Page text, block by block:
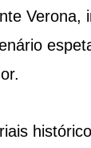
Verona,